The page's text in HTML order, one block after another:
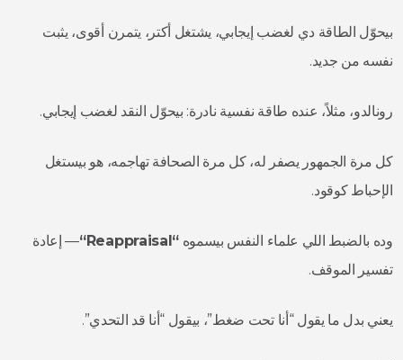
بيحوّل الطاقة دي لغضب إيجابي، يشتغل أكتر، يتمرن أقوى، يثبت
نفسه من جديد.
رونالدو، مثلاً، عنده طاقة نفسية نادرة: بيحوّل النقد لغضب إيجابي.
كل مرة الجمهور يصفر له، كل مرة الصحافة تهاجمه، هو بيستغل
الإحباط كوقود.
وده بالضبط اللي علماء النفس بيسموه“
Reappraisal
“— إعادة
تفسير الموقف.
يعني بدل ما يقول “أنا تحت ضغط”، بيقول “أنا قد التحدي”.